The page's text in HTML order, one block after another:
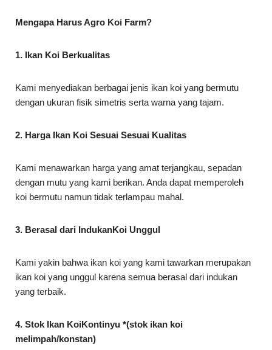
Mengapa Harus Agro Koi Farm?
1. Ikan Koi Berkualitas
Kami menyediakan berbagai jenis ikan koi yang bermutu
dengan ukuran fisik simetris serta warna yang tajam.
2. Harga Ikan Koi Sesuai Sesuai Kualitas
Kami menawarkan harga yang amat terjangkau, sepadan
dengan mutu yang kami berikan. Anda dapat memperoleh
koi bermutu namun tidak terlampau mahal.
3. Berasal dari IndukanKoi Unggul
Kami yakin bahwa ikan koi yang kami tawarkan merupakan
ikan koi yang unggul karena semua berasal dari indukan
yang terbaik.
4. Stok Ikan KoiKontinyu *(stok ikan koi
melimpah/konstan)